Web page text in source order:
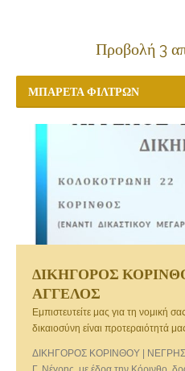
Προβολή 3
ΜΠΑΡΈΤΑ ΦΊΛΤΡΩΝ
ΔΙΚΗΓΟΡΟΣ
ΑΓΓΕΛΟΣ
Εμπιστευτείτε μας για τη νομική
δικαιοσύνη είναι προτεραιότητά
ΔΙΚΗΓΟΡΟΣ ΚΟΡΙΝΘΟΥ | ΝΕΓΡΗΣ